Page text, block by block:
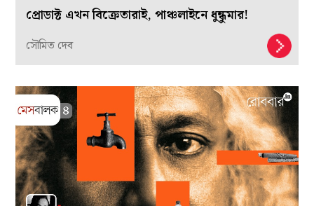
প্রোডাক্ট এখন বিক্রেতারাই, পাঞ্চলাইনে ধুন্ধুমার!
সৌমিত দেব